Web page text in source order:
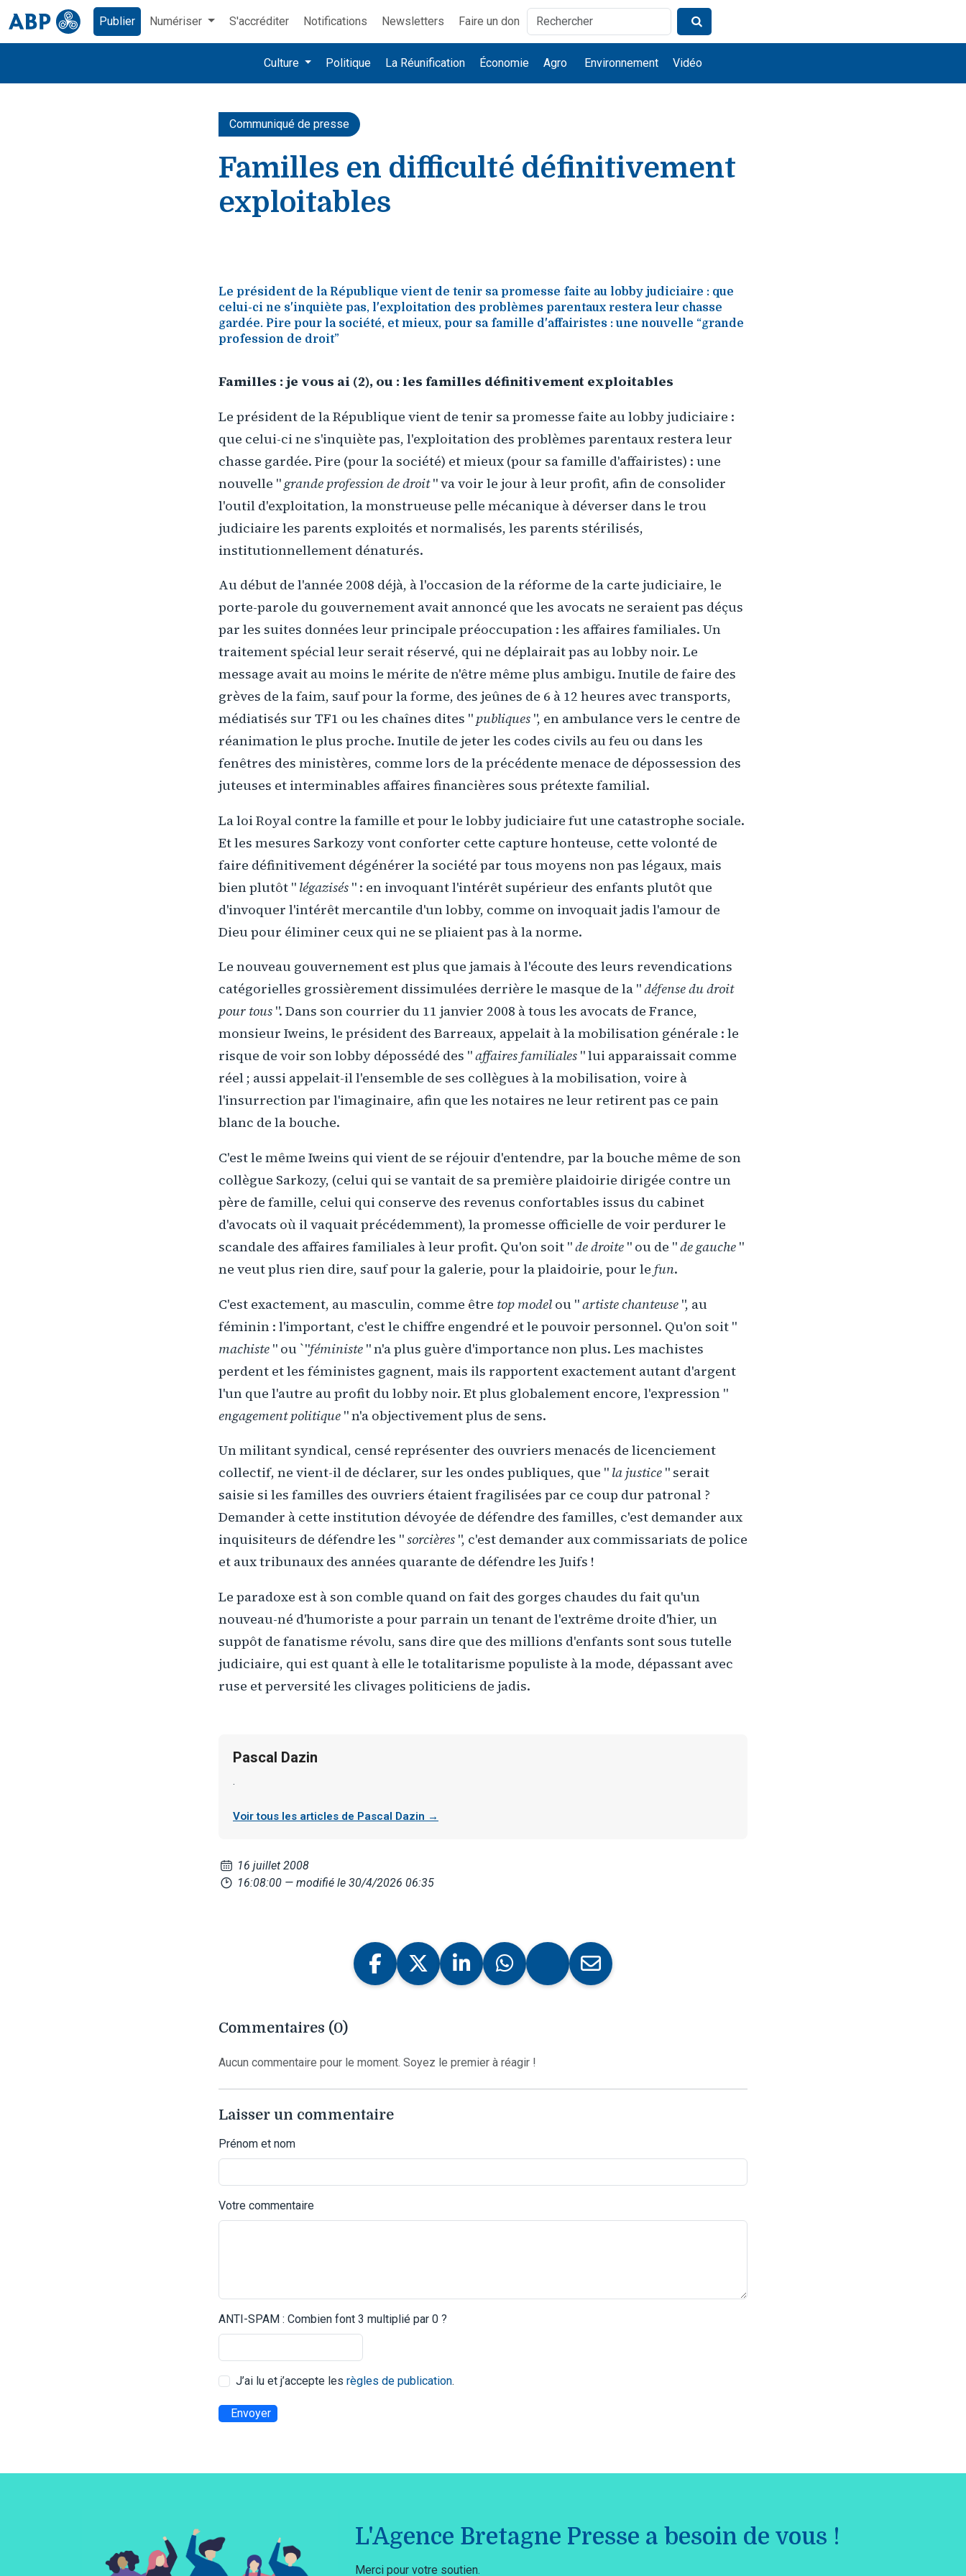
Publier Numériser S'accréditer Notifications Newsletters Faire un don
Culture Politique La Réunification Économie Agro Environnement Vidéo
Communiqué de presse
Familles en difficulté définitivement
exploitables
Le président de la République vient de tenir sa promesse faite au lobby judiciaire : que
celui-ci ne s'inquiète pas, l'exploitation des problèmes parentaux restera leur chasse
gardée. Pire pour la société, et mieux, pour sa famille d'affairistes : une nouvelle “grande
profession de droit”
Familles : je vous ai (2), ou : les familles définitivement exploitables
Le président de la République vient de tenir sa promesse faite au lobby judiciaire :
que celui-ci ne s'inquiète pas, l'exploitation des problèmes parentaux restera leur
chasse gardée. Pire (pour la société) et mieux (pour sa famille d'affairistes) : une
nouvelle " grande profession de droit" va voir le jour à leur profit, afin de consolider
l'outil d'exploitation, la monstrueuse pelle mécanique à déverser dans le trou
judiciaire les parents exploités et normalisés, les parents stérilisés,
institutionnellement dénaturés.
Au début de l'année 2008 déjà, à l'occasion de la réforme de la carte judiciaire, le
porte-parole du gouvernement avait annoncé que les avocats ne seraient pas déçus
par les suites données leur principale préoccupation : les affaires familiales. Un
traitement spécial leur serait réservé, qui ne déplairait pas au lobby noir. Le
message avait au moins le mérite de n'être même plus ambigu. Inutile de faire des
grèves de la faim, sauf pour la forme, des jeûnes de 6 à 12 heures avec transports,
médiatisés sur TF1 ou les chaînes dites " publiques ", en ambulance vers le centre de
réanimation le plus proche. Inutile de jeter les codes civils au feu ou dans les
fenêtres des ministères, comme lors de la précédente menace de dépossession des
juteuses et interminables affaires financières sous prétexte familial.
La loi Royal contre la famille et pour le lobby judiciaire fut une catastrophe sociale.
Et les mesures Sarkozy vont conforter cette capture honteuse, cette volonté de
faire définitivement dégénérer la société par tous moyens non pas légaux, mais
bien plutôt " légazisés " : en invoquant l'intérêt supérieur des enfants plutôt que
d'invoquer l'intérêt mercantile d'un lobby, comme on invoquait jadis l'amour de
Dieu pour éliminer ceux qui ne se pliaient pas à la norme.
Le nouveau gouvernement est plus que jamais à l'écoute des leurs revendications
catégorielles grossièrement dissimulées derrière le masque de la "défense du droit
pour tous ". Dans son courrier du 11 janvier 2008 à tous les avocats de France,
monsieur Iweins, le président des Barreaux, appelait à la mobilisation générale : le
risque de voir son lobby dépossédé des "affaires familiales " lui apparaissait comme
réel ; aussi appelait-il l'ensemble de ses collègues à la mobilisation, voire à
l'insurrection par l'imaginaire, afin que les notaires ne leur retirent pas ce pain
blanc de la bouche.
C'est le même Iweins qui vient de se réjouir d'entendre, par la bouche même de son
collègue Sarkozy, (celui qui se vantait de sa première plaidoirie dirigée contre un
père de famille, celui qui conserve des revenus confortables issus du cabinet
d'avocats où il vaquait précédemment), la promesse officielle de voir perdurer le
scandale des affaires familiales à leur profit. Qu'on soit "de droite " ou de "de gauche "
ne veut plus rien dire, sauf pour la galerie, pour la plaidoirie, pour le fun.
C'est exactement, au masculin, comme être top model ou "artiste chanteuse ", au
féminin : l'important, c'est le chiffre engendré et le pouvoir personnel. Qu'on soit "
machiste " ou `"féministe " n'a plus guère d'importance non plus. Les machistes
perdent et les féministes gagnent, mais ils rapportent exactement autant d'argent
l'un que l'autre au profit du lobby noir. Et plus globalement encore, l'expression "
engagement politique " n'a objectivement plus de sens.
Un militant syndical, censé représenter des ouvriers menacés de licenciement
collectif, ne vient-il de déclarer, sur les ondes publiques, que " la justice " serait
saisie si les familles des ouvriers étaient fragilisées par ce coup dur patronal ?
Demander à cette institution dévoyée de défendre des familles, c'est demander aux
inquisiteurs de défendre les "sorcières ", c'est demander aux commissariats de police
et aux tribunaux des années quarante de défendre les Juifs !
Le paradoxe est à son comble quand on fait des gorges chaudes du fait qu'un
nouveau-né d'humoriste a pour parrain un tenant de l'extrême droite d'hier, un
suppôt de fanatisme révolu, sans dire que des millions d'enfants sont sous tutelle
judiciaire, qui est quant à elle le totalitarisme populiste à la mode, dépassant avec
ruse et perversité les clivages politiciens de jadis.
Pascal Dazin
.
Voir tous les articles de Pascal Dazin →
16 juillet 2008
16:08:00 — modifié le 30/4/2026 06:35
Commentaires (0)
Aucun commentaire pour le moment. Soyez le premier à réagir !
Laisser un commentaire
Prénom et nom
Votre commentaire
ANTI-SPAM : Combien font 3 multiplié par 0 ?
J’ai lu et j’accepte les règles de publication.
Envoyer
L'Agence Bretagne Presse a besoin de vous !
Merci pour votre soutien.